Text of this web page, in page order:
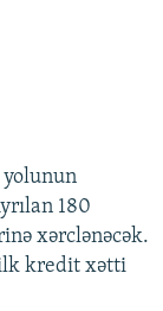
yolunun
180
xərclənəcək.
ilk kredit xətti